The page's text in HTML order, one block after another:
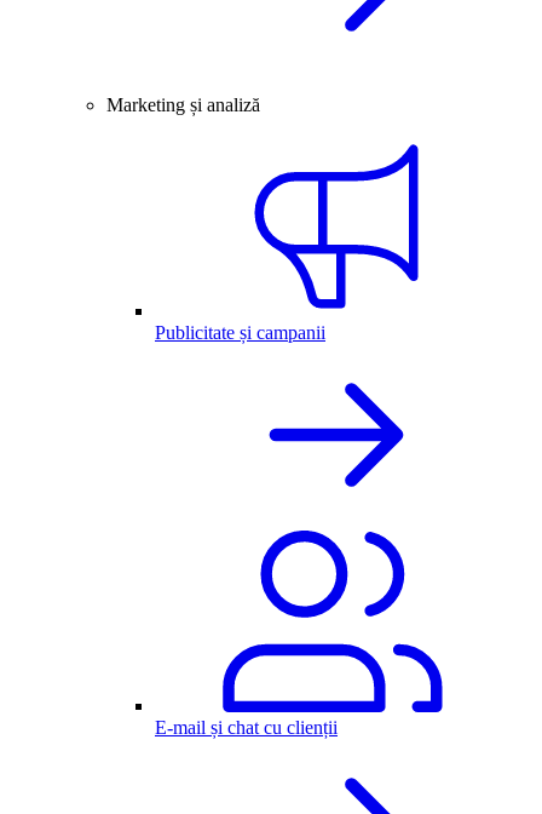
Marketing și analiză
Publicitate și campanii
E-mail și chat cu clienții